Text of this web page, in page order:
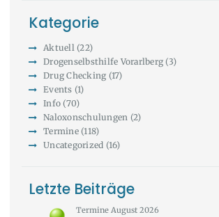
Kategorie
Aktuell (22)
Drogenselbsthilfe Vorarlberg (3)
Drug Checking (17)
Events (1)
Info (70)
Naloxonschulungen (2)
Termine(118)
Uncategorized (16)
Letzte Beiträge
Termine August 2026